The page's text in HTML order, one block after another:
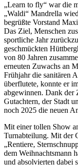
„Learn to fly“ war die
„Waldi“ Mandrella
begrüßte Vorstand
Das Ziel, Menschen
sportliche Jahr
geschmückten
von 80 Jahren
erneuten Zuwachs an
Frühjahr die sanitären
überflutete, konnte er
abgewinnen. Dank der
Gutachtern, der Stadt
noch 2025 die neuen
Mit einer tollen Show
Turnabteilung. Mit der
„Rentiere,
dem Weihnachtsmann
und absolvierten dabei